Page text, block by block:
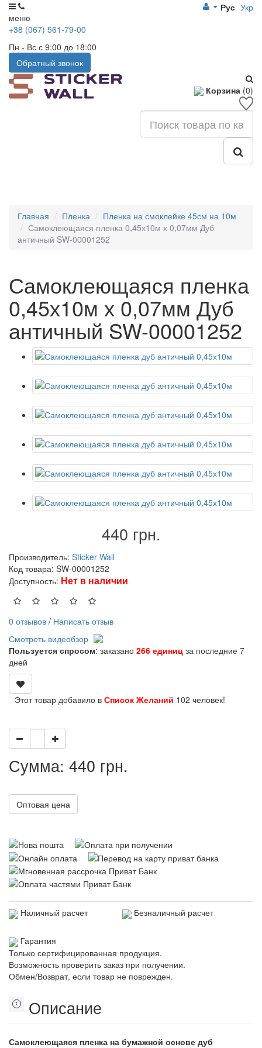
меню
Рус Укр
+38 (067) 561-79-00
Пн - Вс с 9:00 до 18:00
Обратный звонок
Корзина (0)
Главная Пленка
Пленка на смоклейке 45см на 10м
Самоклеющаяся пленка 0,45х10м х 0,07мм Дуб
античный SW-00001252
Самоклеющаяся пленка
0,45х10м х 0,07мм Дуб
античный SW-00001252
440 грн.
Производитель: Sticker Wall
Код товара: SW-00001252
Доступность: Нет в наличии
0 отзывов / Написать отзыв
Смотреть видеобзор
Пользуется спросом: заказано 266 единиц за последние 7
дней
Этот товар добавило в Список Желаний 102 человек!
Сумма: 440 грн.
Оптовая цена
Наличный расчет Безналичный расчет
Гарантия
Только сертифицированная продукция.
Возможность проверить заказ при получении.
Обмен/Возврат, если товар не поврежден.
Описание
Самоклеющаяся пленка на бумажной основе дуб